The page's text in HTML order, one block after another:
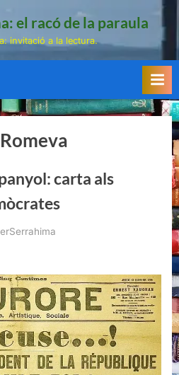
el racó de la paraula
invitació a la lectura.
carta als